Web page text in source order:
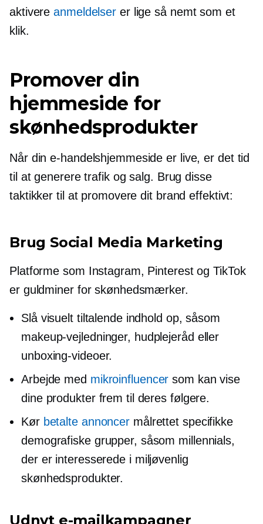
aktivereanmeldelser er lige så nemt som et
klik.
Promover din
hjemmeside for
skønhedsprodukter
Når din e-handelshjemmeside er live, er det tid
til at generere trafik og salg. Brug disse
taktikker til at promovere dit brand effektivt:
Brug Social Media Marketing
Platforme som Instagram, Pinterest og TikTok
er guldminer for skønhedsmærker.
Slå visuelt tiltalende indhold op, såsom
makeup-vejledninger, hudplejeråd eller
unboxing-videoer.
Arbejde med mikroinfluencer som kan vise
dine produkter frem til deres følgere.
Kør betalte annoncer målrettet specifikke
demografiske grupper, såsom millennials,
der er interesserede i miljøvenlig
skønhedsprodukter.
Udnyt e-mailkampagner